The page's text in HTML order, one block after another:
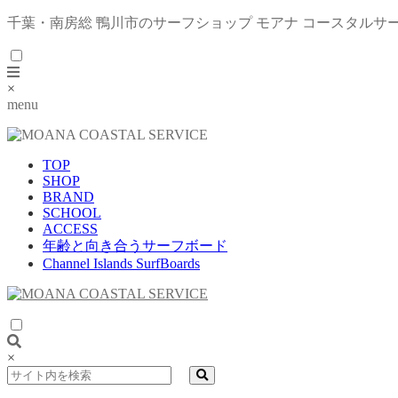
千葉・南房総 鴨川市のサーフショップ モアナ コースタルサ
×
menu
TOP
SHOP
BRAND
SCHOOL
ACCESS
年齢と向き合うサーフボード
Channel Islands SurfBoards
×